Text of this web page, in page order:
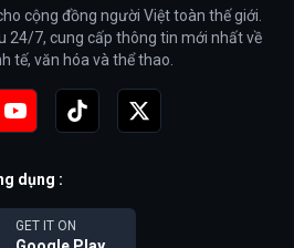
cộng đồng người Việt toàn thế giới.
24/7, cung cấp thông tin mới nhất về
tế, văn hóa và thể thao.
dụng :
GET IT ON